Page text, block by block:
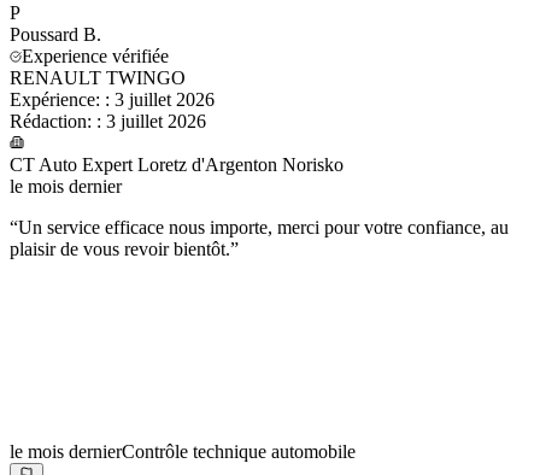
P
Poussard B.
Experience vérifiée
RENAULT TWINGO
Expérience: : 3 juillet 2026
Rédaction: : 3 juillet 2026
CT Auto Expert Loretz d'Argenton Norisko
le mois dernier
“Un service efficace nous importe, merci pour votre confiance, au
plaisir de vous revoir bientôt.”
le mois dernierContrôle technique automobile